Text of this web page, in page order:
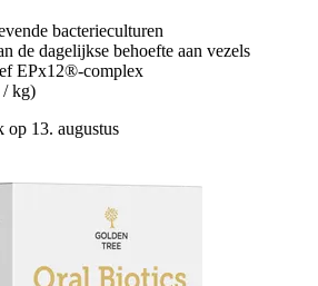
bacterieculturen
de dagelijkse behoefte aan vezels
EPx12®-complex
/ kg)
13. augustus